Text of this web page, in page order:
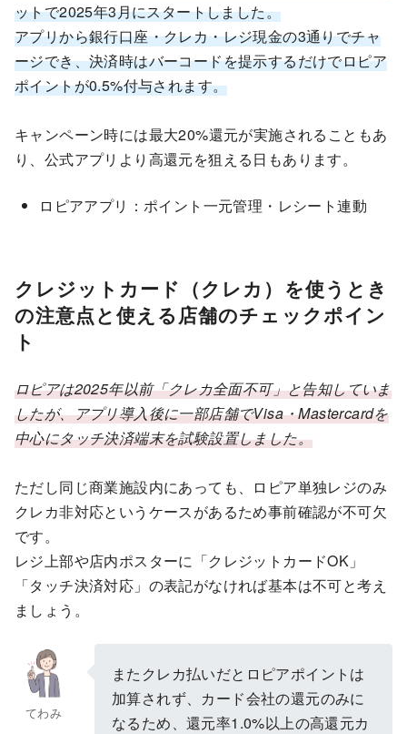
ットで2025年3月にスタートしました。
アプリから銀行口座・クレカ・レジ現金の3通りでチャ
ージでき、決済時はバーコードを提示するだけでロピア
ポイントが0.5%付与されます。
キャンペーン時には最大20%還元が実施されることもあ
り、公式アプリより高還元を狙える日もあります。
ロピアアプリ：ポイント一元管理・レシート連動
クレジットカード（クレカ）を使うとき
の注意点と使える店舗のチェックポイン
ト
ロピアは2025年以前「クレカ全面不可」と告知していま
したが、アプリ導入後に一部店舗でVisa・Mastercardを
中心にタッチ決済端末を試験設置しました。
ただし同じ商業施設内にあっても、ロピア単独レジのみ
クレカ非対応というケースがあるため事前確認が不可欠
です。
レジ上部や店内ポスターに「クレジットカードOK」
「タッチ決済対応」の表記がなければ基本は不可と考え
ましょう。
てわみ
またクレカ払いだとロピアポイントは
加算されず、カード会社の還元のみに
なるため、還元率1.0%以上の高還元カ